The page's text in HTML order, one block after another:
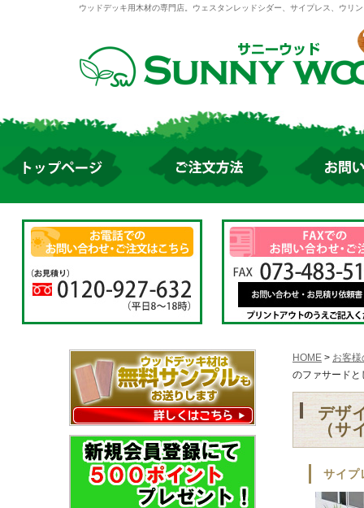
ウッドデッキ用木材の専門店。ウェスタンレッドシダー、サイプレス、ウリ
HOME > お客
のファサード
デザ
（サ
サイプ